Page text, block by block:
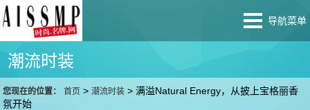
导航菜单
潮流时装
您现在的位置： 首页 >潮流时装 >满溢Natural Energy，从披上宝格丽香
氛开始